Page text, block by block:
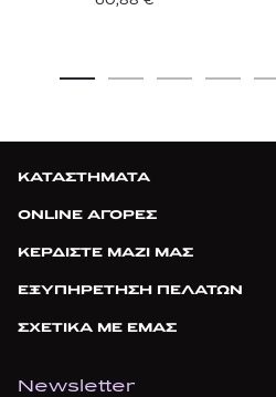
ΚΑΤΑΣΤΗΜΑΤΑ
ONLINE ΑΓΟΡΕΣ
ΚΕΡΔΙΣΤΕ ΜΑΖΙ ΜΑΣ
ΕΞΥΠΗΡΕΤΗΣΗ ΠΕΛΑΤΩΝ
ΣΧΕΤΙΚΑ ΜΕ ΕΜΑΣ
Newsletter